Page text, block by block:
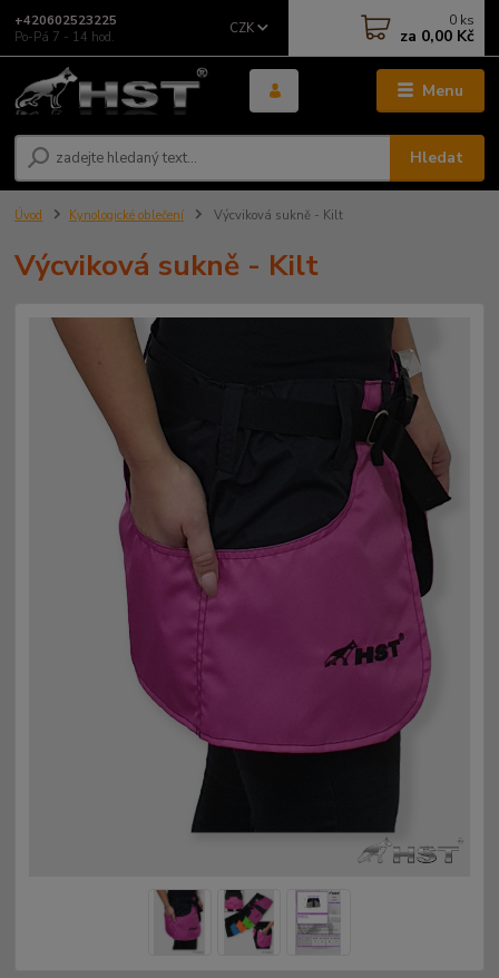
Menu
CZK
Hledat
+420602523225
Po-Pá 7 - 14 hod.
0 ks
za 0,00 Kč
Úvod Kynologické oblečení Výcviková sukně - Kilt
Výcviková sukně - Kilt